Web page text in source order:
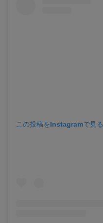
この投稿をInstagramで見る